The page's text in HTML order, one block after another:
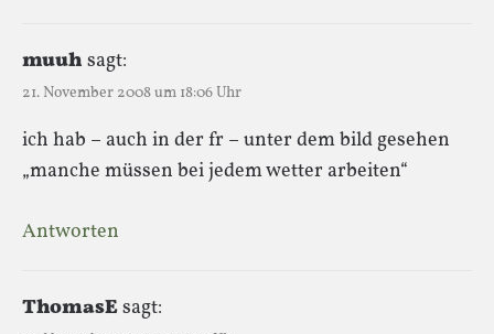
muuh sagt:
21. November 2008 um 18:06 Uhr
ich hab – auch in der fr – unter dem bild gesehen
„manche müssen bei jedem wetter arbeiten“
Antworten
ThomasEsagt: